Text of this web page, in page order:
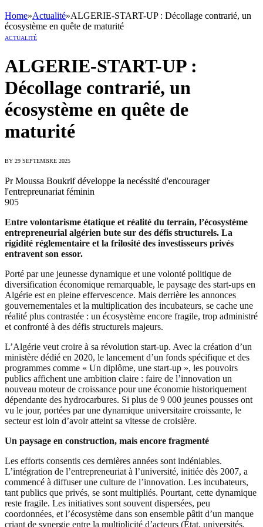
Home»Actualité»ALGERIE-START-UP : Décollage contrarié, un
écosystème en quête de maturité
ACTUALITÉ
ALGERIE-START-UP :
Décollage contrarié, un
écosystème en quête de
maturité
BY 29 SEPTEMBRE 2025
Pr Moussa Boukrif développe la necéssité d'encourager
l'entrepreunariat féminin
905
Entre volontarisme étatique et réalité du terrain, l’écosystème
entrepreneurial algérien bute sur des défis structurels. La
rigidité réglementaire et la frilosité des investisseurs privés
entravent son essor.
Porté par une jeunesse dynamique et une volonté politique de
diversification économique remarquable, le paysage des start-ups en
Algérie est en pleine effervescence. Mais derrière les annonces
gouvernementales et la multiplication des incubateurs, se cache une
réalité plus contrastée : un écosystème encore fragile, trop administré
et confronté à des défis structurels majeurs.
L’Algérie veut croire à sa révolution start-up. Avec la création d’un
ministère dédié en 2020, le lancement d’un fonds spécifique et des
programmes comme « Un diplôme, une start-up », les pouvoirs
publics affichent une ambition claire : faire de l’innovation un
nouveau moteur de croissance pour une économie historiquement
dépendante des hydrocarbures. Si plus de 9 000 jeunes pousses ont
vu le jour, portées par une dynamique universitaire croissante, le
secteur est loin d’avoir atteint sa vitesse de croisière.
Un paysage en construction, mais encore fragmenté
Les efforts consentis ces dernières années sont indéniables.
L’intégration de l’entrepreneuriat à l’université, initiée dès 2007, a
commencé à diffuser une culture de l’innovation. Les incubateurs,
tant publics que privés, se sont multipliés. Pourtant, cette dynamique
reste fragile. Les initiatives sont souvent dispersées, peu
coordonnées, et l’écosystème dans son ensemble pâtit d’un manque
criant de synergie entre la multiplicité d’acteurs (État, universités,